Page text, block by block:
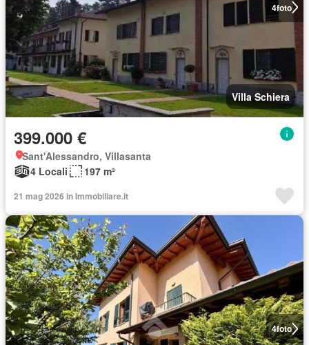
4foto
Villa Schiera
399.000 €
Sant'Alessandro, Villasanta
4 Locali
197 m²
21 mag 2026 in Immobiliare.it
4foto